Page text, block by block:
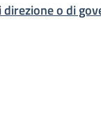
o di